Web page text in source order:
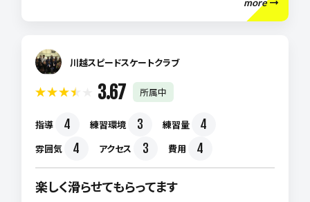
少ないので、大会に参加するだけでも意義が見いだせ、本人のモチ
more
川越スピードスケートクラブ
3.67 所属中
指導 4 練習環境 3 練習量 4
雰囲気 4 アクセス 3 費用 4
楽しく滑らせてもらってます